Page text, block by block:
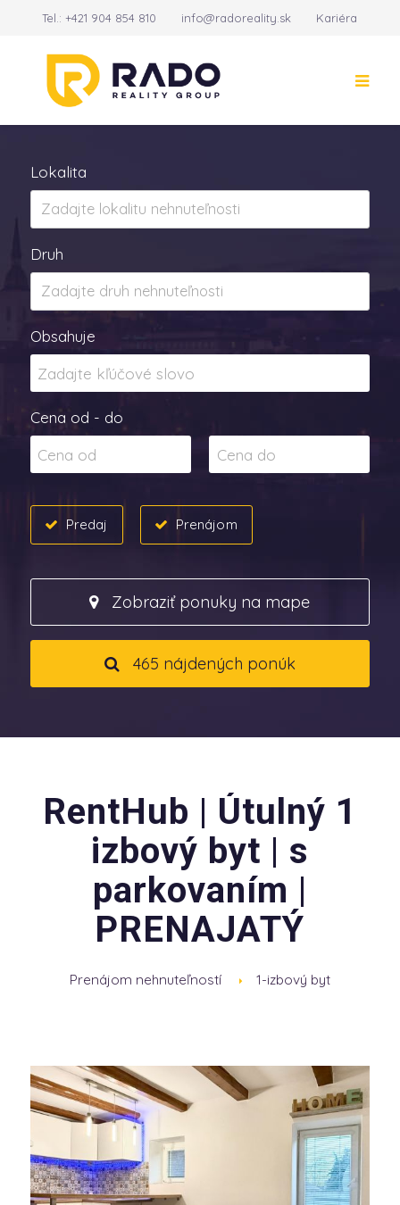
Tel.:+421 904 854 810 info@radoreality.sk Kariéra
Lokalita
Druh
Obsahuje
Cena od - do
Predaj Prenájom
Zobraziť ponuky na mape
465 nájdených ponúk
RentHub | Útulný 1
izbový byt | s
parkovaním |
PRENAJATÝ
Prenájom nehnuteľností 1-izbový byt